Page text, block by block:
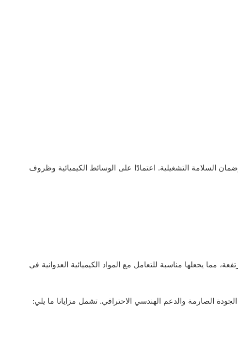
السلامة التشغيلية. اعتمادًا على الوسائط الكيميائية وظروف
مما يجعلها مناسبة للتعامل مع المواد الكيميائية العدوانية في